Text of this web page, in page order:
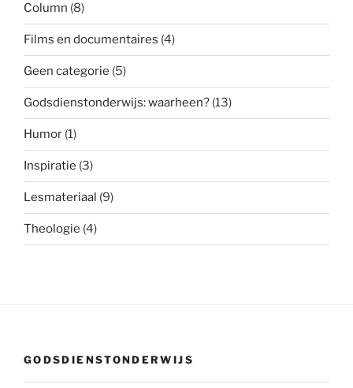
Column (8)
Films en documentaires (4)
Geen categorie (5)
Godsdienstonderwijs: waarheen? (13)
Humor (1)
Inspiratie (3)
Lesmateriaal (9)
Theologie (4)
GODSDIENSTONDERWIJS